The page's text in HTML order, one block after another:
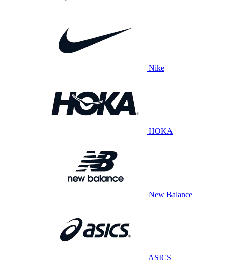
Nike
HOKA
New Balance
ASICS